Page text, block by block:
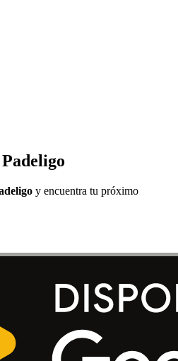
y encuentra tu próximo